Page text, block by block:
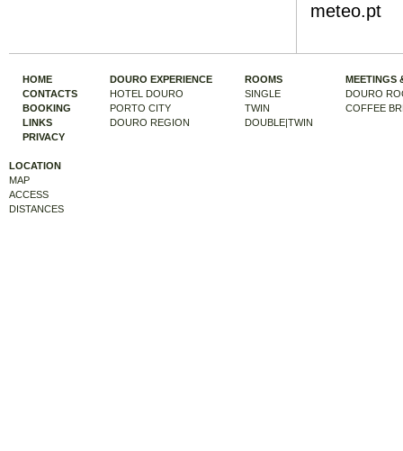
meteo.pt
HOME
CONTACTS
BOOKING
LINKS
PRIVACY
DOURO EXPERIENCE
HOTEL DOURO
PORTO CITY
DOURO REGION
ROOMS
SINGLE
TWIN
DOUBLE|TWIN
MEETINGS
DOURO
COFFEE
LOCATION
MAP
ACCESS
DISTANCES